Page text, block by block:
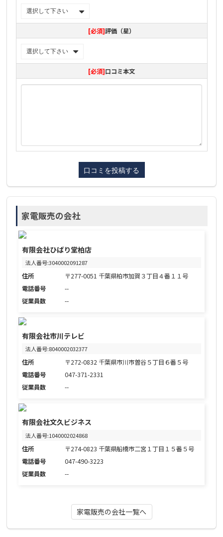
[必須]評価（星）
[必須]口コミ本文
家電販売の会社
有限会社ひばり堂柏店
法人番号:3040002091287
住所
〒277-0051 千葉県柏市加賀３丁目４番１１号
電話番号
--
従業員数
--
有限会社市川テレビ
法人番号:8040002032377
住所
〒272-0832 千葉県市川市曽谷５丁目６番５号
電話番号
047-371-2331
従業員数
--
有限会社文久ビジネス
法人番号:1040002024868
住所
〒274-0823 千葉県船橋市二宮１丁目１５番５号
電話番号
047-490-3223
従業員数
--
家電販売の会社一覧へ